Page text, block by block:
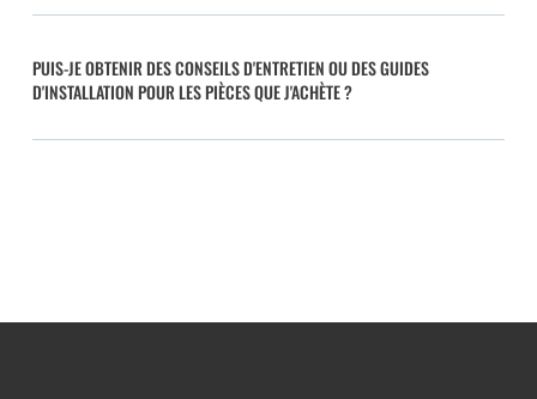
PUIS-JE OBTENIR DES CONSEILS D'ENTRETIEN OU DES GUIDES
D'INSTALLATION POUR LES PIÈCES QUE J'ACHÈTE ?